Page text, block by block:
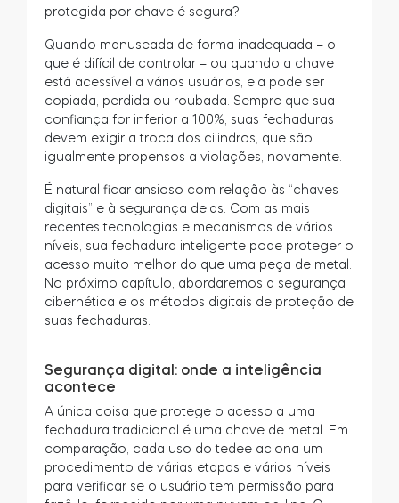
protegida por chave é segura?
Quando manuseada de forma inadequada – o
que é difícil de controlar – ou quando a chave
está acessível a vários usuários, ela pode ser
copiada, perdida ou roubada. Sempre que sua
confiança for inferior a 100%, suas fechaduras
devem exigir a troca dos cilindros, que são
igualmente propensos a violações, novamente.
É natural ficar ansioso com relação às “chaves
digitais” e à segurança delas. Com as mais
recentes tecnologias e mecanismos de vários
níveis, sua fechadura inteligente pode proteger o
acesso muito melhor do que uma peça de metal.
No próximo capítulo, abordaremos a segurança
cibernética e os métodos digitais de proteção de
suas fechaduras.
Segurança digital: onde a inteligência
acontece
A única coisa que protege o acesso a uma
fechadura tradicional é uma chave de metal. Em
comparação, cada uso do tedee aciona um
procedimento de várias etapas e vários níveis
para verificar se o usuário tem permissão para